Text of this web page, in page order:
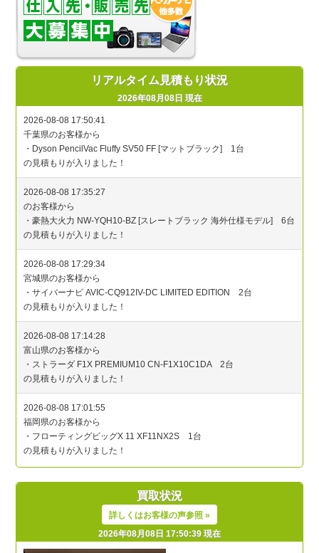
リアルタイム見積もり状況
2026年08月08日 現在
買取状況
詳しくはお客様の声参照 »
2026年08月08日 17:50:39 現在